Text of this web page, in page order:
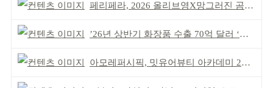
페리페라, 2026 올리브영X망그러진 곰 콜라보
’26년 상반기 화장품 수출 70억 달러 ‘역대 최고’
아모레퍼시픽, 밋유어뷰티 아카데미 2기 발대식